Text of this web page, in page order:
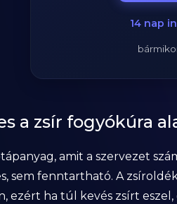
14 nap
a zsír fogyókúra
amit a szervezet
sem fenntartható. A
ezért ha túl kevés zsírt